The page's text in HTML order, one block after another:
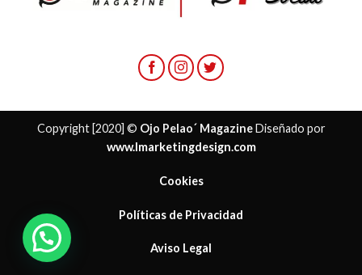
Copyright [2020] © Ojo Pelao´ MagazineDiseñado por
www.lmarketingdesign.com
Cookies
Políticas de Privacidad
Aviso Legal